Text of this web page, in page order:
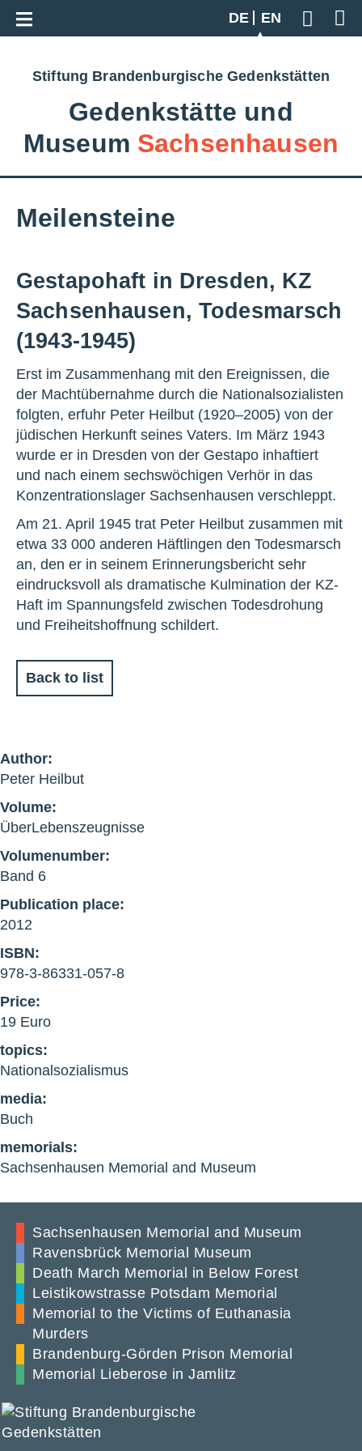
DE
EN
Geben
Go back to overview
Stiftung Brandenburgische Gedenkstätten
Gedenkstätte und
Museum Sachsenhausen
Meilensteine
Gestapohaft in Dresden, KZ
Sachsenhausen, Todesmarsch
(1943-1945)
Erst im Zusammenhang mit den Ereignissen, die
der Machtübernahme durch die Nationalsozialisten
folgten, erfuhr Peter Heilbut (1920–2005) von der
jüdischen Herkunft seines Vaters. Im März 1943
wurde er in Dresden von der Gestapo inhaftiert
und nach einem sechswöchigen Verhör in das
Konzentrationslager Sachsenhausen verschleppt.
Am 21. April 1945 trat Peter Heilbut zusammen mit
etwa 33 000 anderen Häftlingen den Todesmarsch
an, den er in seinem Erinnerungsbericht sehr
eindrucksvoll als dramatische Kulmination der KZ-
Haft im Spannungsfeld zwischen Todesdrohung
und Freiheitshoffnung schildert.
Back to list
Author:
Peter Heilbut
Volume:
ÜberLebenszeugnisse
Volumenumber:
Band 6
Publication place:
2012
ISBN:
978-3-86331-057-8
Price:
19 Euro
topics:
Nationalsozialismus
media:
Buch
memorials:
Sachsenhausen Memorial and Museum
Sachsenhausen Memorial and Museum
Ravensbrück Memorial Museum
Death March Memorial in Below Forest
Leistikowstrasse Potsdam Memorial
Memorial to the Victims of Euthanasia
Murders
Brandenburg-Görden Prison Memorial
Memorial Lieberose in Jamlitz